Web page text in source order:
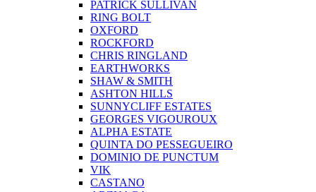
PATRICK SULLIVAN
RING BOLT
OXFORD
ROCKFORD
CHRIS RINGLAND
EARTHWORKS
SHAW & SMITH
ASHTON HILLS
SUNNYCLIFF ESTATES
GEORGES VIGOUROUX
ALPHA ESTATE
QUINTA DO PESSEGUEIRO
DOMINIO DE PUNCTUM
VIK
CASTANO